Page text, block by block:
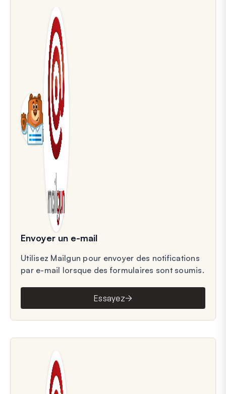
Envoyer un e-mail
Utilisez Mailgun pour envoyer des notifications
par e-mail lorsque des formulaires sont soumis.
Essayez